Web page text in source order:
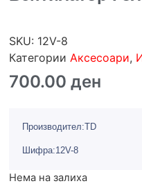
SKU: 12V-8
Категории Аксесоари,
700.00 ден
Производител:TD
Шифра:12V-8
Нема на залиха